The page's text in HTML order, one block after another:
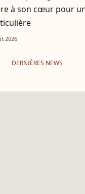
à son cœur pour
2026
DERNIÈRES NEWS